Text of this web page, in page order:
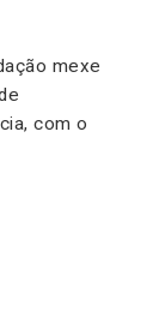
mexe
com o